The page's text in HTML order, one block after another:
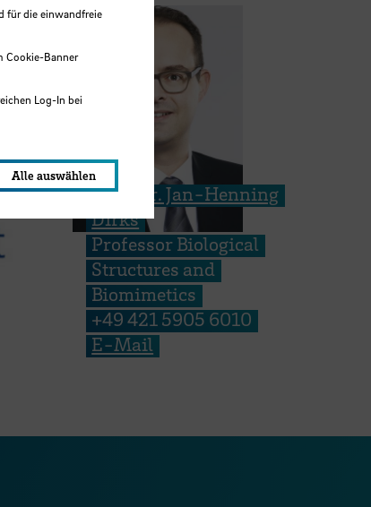
Prof. Dr. Jan-Henning
Dirks
Professor Biological
Structures and
Biomimetics
+49 421 5905 6010
E-Mail
für die einwandfreie
Cookie-Banner
Log-In bei
Alle auswählen